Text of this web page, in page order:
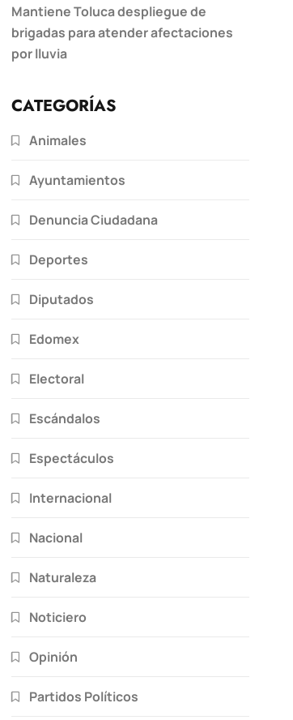
Mantiene Toluca despliegue de
brigadas para atender afectaciones
por lluvia
CATEGORÍAS
Animales
Ayuntamientos
Denuncia Ciudadana
Deportes
Diputados
Edomex
Electoral
Escándalos
Espectáculos
Internacional
Nacional
Naturaleza
Noticiero
Opinión
Partidos Políticos